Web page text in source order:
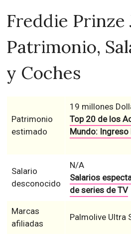
Freddie Prinze
Patrimonio,
y Coches
Patrimonio
estimado
19 millones
Top 20 de los
Mundo:
Salario
desconocido
N/A
Salarios
de series de TV
Marcas
afiliadas
Palmolive Ultra